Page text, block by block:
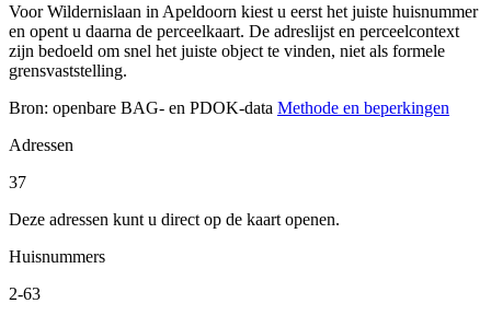
Voor Wildernislaan in Apeldoorn kiest u eerst het juiste huisnummer
en opent u daarna de perceelkaart. De adreslijst en perceelcontext
zijn bedoeld om snel het juiste object te vinden, niet als formele
grensvaststelling.
Bron: openbare BAG- en PDOK-data Methode en beperkingen
Adressen
37
Deze adressen kunt u direct op de kaart openen.
Huisnummers
2-63